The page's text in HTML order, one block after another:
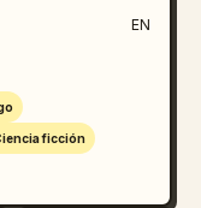
nivel de
etiquetado
que enumera
disgustos; 1
izquierdo
EN
ficción